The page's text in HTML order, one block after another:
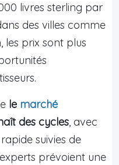
livres sterling par
des villes comme
les prix sont plus
le marché
des cycles, avec
suivies de
prévoient une